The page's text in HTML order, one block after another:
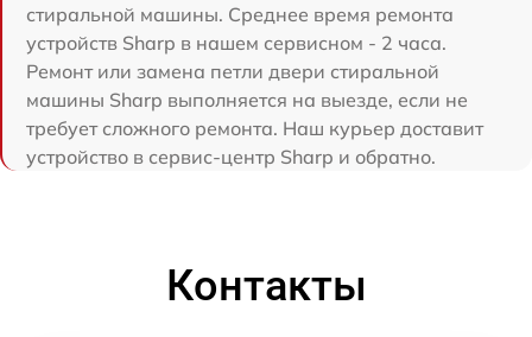
стиральной машины. Среднее время ремонта
устройств Sharp в нашем сервисном - 2 часа.
Ремонт или замена петли двери стиральной
машины Sharp выполняется на выезде, если не
требует сложного ремонта. Наш курьер доставит
устройство в сервис-центр Sharp и обратно.
Контакты